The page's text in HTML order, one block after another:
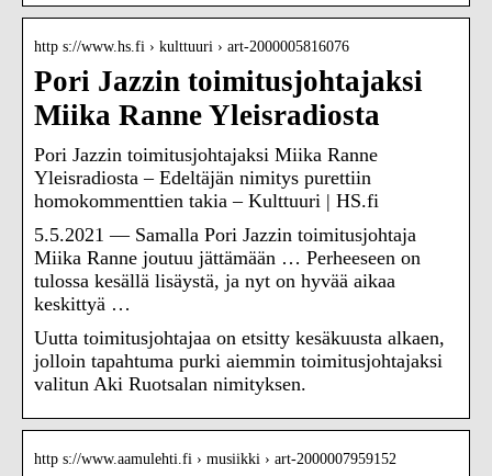
http s://www.hs.fi › kulttuuri › art-2000005816076
Pori Jazzin toimitusjohtajaksi
Miika Ranne Yleisradiosta
Pori Jazzin toimitusjohtajaksi Miika Ranne
Yleisradiosta – Edeltäjän nimitys purettiin
homokommenttien takia – Kulttuuri | HS.fi
5.5.2021 — Samalla Pori Jazzin toimitusjohtaja
Miika Ranne joutuu jättämään … Perheeseen on
tulossa kesällä lisäystä, ja nyt on hyvää aikaa
keskittyä …
Uutta toimitusjohtajaa on etsitty kesäkuusta alkaen,
jolloin tapahtuma purki aiemmin toimitusjohtajaksi
valitun Aki Ruotsalan nimityksen.
http s://www.aamulehti.fi › musiikki › art-2000007959152